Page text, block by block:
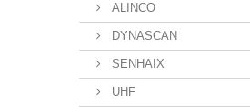
ALINCO
DYNASCAN
SENHAIX
UHF